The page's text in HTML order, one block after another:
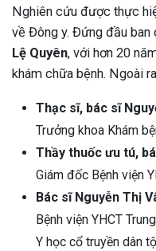
Nghiên cứu được thực
về Đông y. Đứng đầu ban
Lệ Quyên, với hơn 20
khám chữa bệnh. Ngoài
Thạc sĩ, bác sĩ
Trưởng khoa Khám
Thầy thuốc ưu tú,
Giám đốc Bệnh viện
Bác sĩ Nguyễn Thị
Bệnh viện YHCT
Y học cổ truyền dân